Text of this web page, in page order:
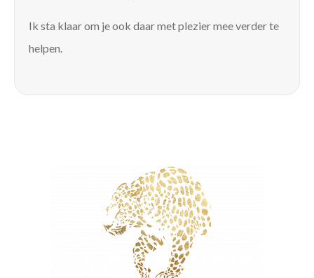
Ik sta klaar om je ook daar met plezier mee verder te
helpen.